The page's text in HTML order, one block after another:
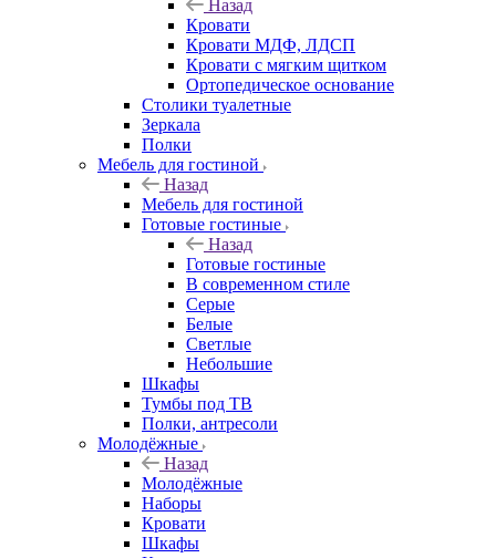
Назад
Кровати
Кровати МДФ, ЛДСП
Кровати с мягким щитком
Ортопедическое основание
Столики туалетные
Зеркала
Полки
Мебель для гостиной
Назад
Мебель для гостиной
Готовые гостиные
Назад
Готовые гостиные
В современном стиле
Серые
Белые
Светлые
Небольшие
Шкафы
Тумбы под ТВ
Полки, антресоли
Молодёжные
Назад
Молодёжные
Наборы
Кровати
Шкафы